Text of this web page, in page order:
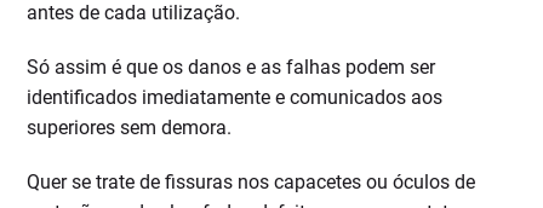
antes de cada utilização.
Só assim é que os danos e as falhas podem ser
identificados imediatamente e comunicados aos
superiores sem demora.
Quer se trate de fissuras nos capacetes ou óculos de